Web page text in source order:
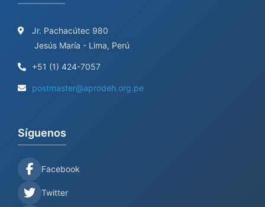
Jr. Pachacútec 980
Jesús María - Lima, Perú
+51 (1) 424-7057
postmaster@aprodeh.org.pe
Síguenos
Facebook
Twitter